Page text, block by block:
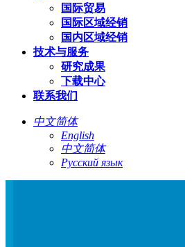
国际贸易
国际区域经销
国内区域经销
技术与服务
研究成果
下载中心
联系我们
中文简体
English
中文简体
Русский язык